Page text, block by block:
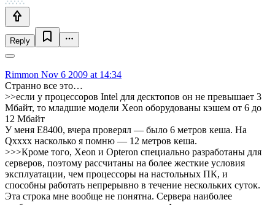
Reply
Rimmon Nov 6 2009 at 14:34
Странно все это…
>>если у процессоров Intel для десктопов он не превышает 3
Мбайт, то младшие модели Xeon оборудованы кэшем от 6 до
12 Мбайт
У меня E8400, вчера проверял — было 6 метров кеша. На
Qxxxx насколько я помню — 12 метров кеша.
>>>Кроме того, Xeon и Opteron специально разработаны для
серверов, поэтому рассчитаны на более жесткие условия
эксплуатации, чем процессоры на настольных ПК, и
способны работать непрерывно в течение нескольких суток.
Эта строка мне вообще не понятна. Сервера наиболее